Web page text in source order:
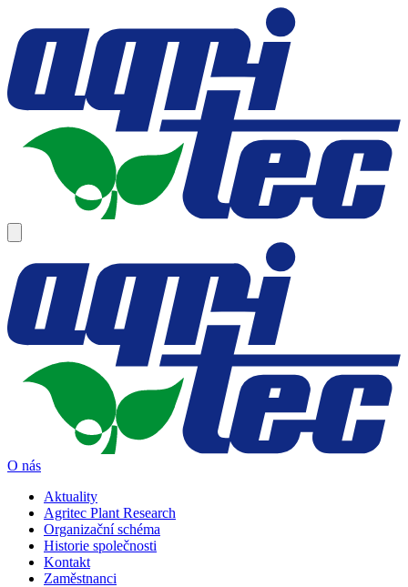
O nás
Aktuality
Agritec Plant Research
Organizační schéma
Historie společnosti
Kontakt
Zaměstnanci